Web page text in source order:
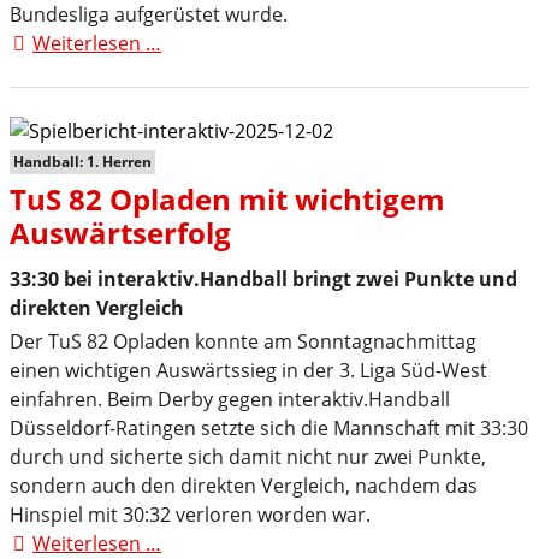
Bundesliga aufgerüstet wurde.
Weiterlesen …
empfangen
HG
Saarlouis
Handball: 1. Herren
TuS 82 Opladen mit wichtigem
Auswärtserfolg
33:30 bei interaktiv.Handball bringt zwei Punkte und
direkten Vergleich
Der TuS 82 Opladen konnte am Sonntagnachmittag
einen wichtigen Auswärtssieg in der 3. Liga Süd-West
einfahren. Beim Derby gegen interaktiv.Handball
Düsseldorf-Ratingen setzte sich die Mannschaft mit 33:30
durch und sicherte sich damit nicht nur zwei Punkte,
sondern auch den direkten Vergleich, nachdem das
Hinspiel mit 30:32 verloren worden war.
Weiterlesen …